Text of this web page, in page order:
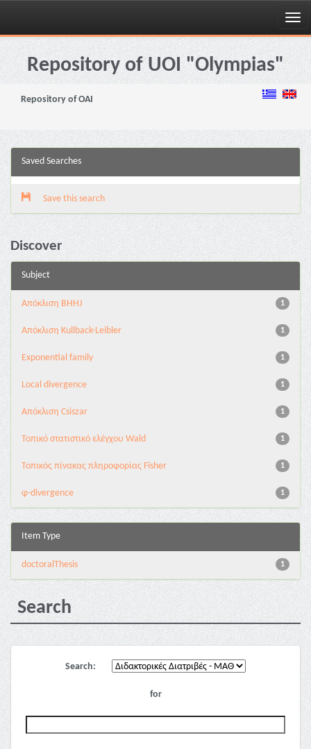
Skip
navigationRepository of UOI "Olympias"
Repository of OAI
Saved Searches
Save this search
Discover
Subject
1
Aπόκλιση BHHJ
1
Aπόκλιση Kullback-Leibler
1
Exponential family
1
Local divergence
1
Απόκλιση Csiszar
1
Τοπικό στατιστικό ελέγχου Wald
1
Τοπικός πίνακας πληροφορίας Fisher
1
φ-divergence
Item Type
1
doctoralThesis
Search
Search:
for